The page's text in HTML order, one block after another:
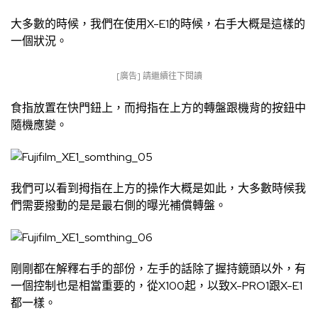
大多數的時候，我們在使用X-E1的時候，右手大概是這樣的
一個狀況。
[廣告] 請繼續往下閱讀
食指放置在快門鈕上，而拇指在上方的轉盤跟機背的按鈕中
隨機應變。
我們可以看到拇指在上方的操作大概是如此，大多數時候我
們需要撥動的是是最右側的曝光補償轉盤。
剛剛都在解釋右手的部份，左手的話除了握持鏡頭以外，有
一個控制也是相當重要的，從X100起，以致X-PRO1跟X-E1
都一樣。